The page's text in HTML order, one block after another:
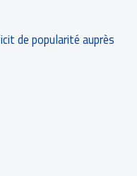
de popularité auprès